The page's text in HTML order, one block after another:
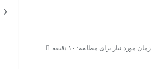
زمان مورد نیاز برای مطالعه: ۱۰ دقیقه
‹